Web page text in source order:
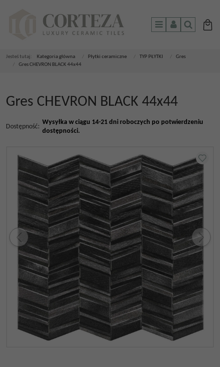
MenuPanelSzukaj
Jesteś tutaj: Kategoria główna Płytki ceramiczne TYP PŁYTKI
Gres
Gres CHEVRON BLACK 44x44
Gres CHEVRON BLACK 44x44
Dostępność:
Wysyłka w ciągu 14-21 dni roboczych po potwierdzeniu
dostępności.